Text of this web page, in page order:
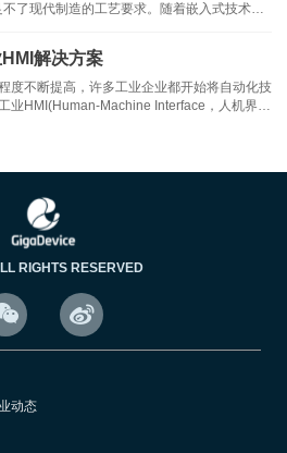
了现代制造的工艺要求。随着嵌入式技术的
低成本、低功耗的特点，在工业自动化运动
解决方案
度不断提高，许多工业企业都开始将自动化技
Machine Interface，人机界
RIGHTS RESERVED

动态